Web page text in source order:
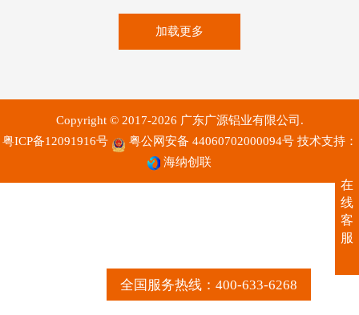
全国服务热线：400-633-6268
加载更多
Copyright © 2017-2026 广东广源铝业有限公司.
粤ICP备12091916号
粤公网安备 44060702000094号 技术支持：
海纳创联
在
线
客
服